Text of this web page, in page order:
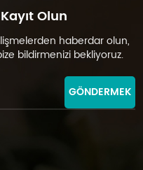
Olun
haberdar olun,
bildirmenizi bekliyoruz.
GÖNDERMEK